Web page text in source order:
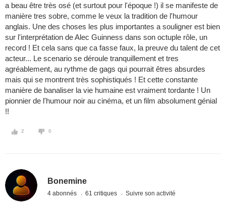
a beau être très osé (et surtout pour l'époque !) il se manifeste de
manière tres sobre, comme le veux la tradition de l'humour
anglais. Une des choses les plus importantes a souligner est bien
sur l'interprétation de Alec Guinness dans son octuple rôle, un
record ! Et cela sans que ca fasse faux, la preuve du talent de cet
acteur... Le scenario se déroule tranquillement et tres
agréablement, au rythme de gags qui pourrait êtres absurdes
mais qui se montrent très sophistiqués ! Et cette constante
manière de banaliser la vie humaine est vraiment tordante ! Un
pionnier de l'humour noir au cinéma, et un film absolument génial
!!
2 0
Bonemine
4 abonnés 61 critiques Suivre son activité